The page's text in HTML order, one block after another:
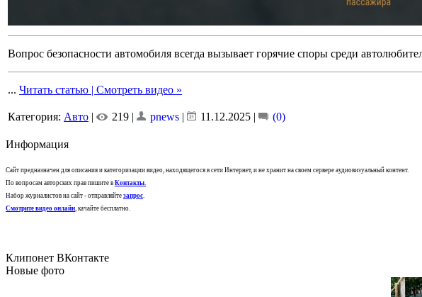
Вопрос безопасности автомобиля всегда вызывает горячие споры среди
... Читать статью | Смотреть видео »
Категория: Авто | 219 | pnews | 11.12.2025 | (0)
Информация
Сайт предназначен для описания и категоризации видео, находящегося в сети Интернет, и не хранит на своем сервере аудиовизуальный контент.
По вопросам авторских прав пишите в Контакты.
Набор журналистов на сайт - отправляйте запрос.
Смотрите видео онлайн, качайте бесплатно.
Клипонет ВКонтакте
Новые фото